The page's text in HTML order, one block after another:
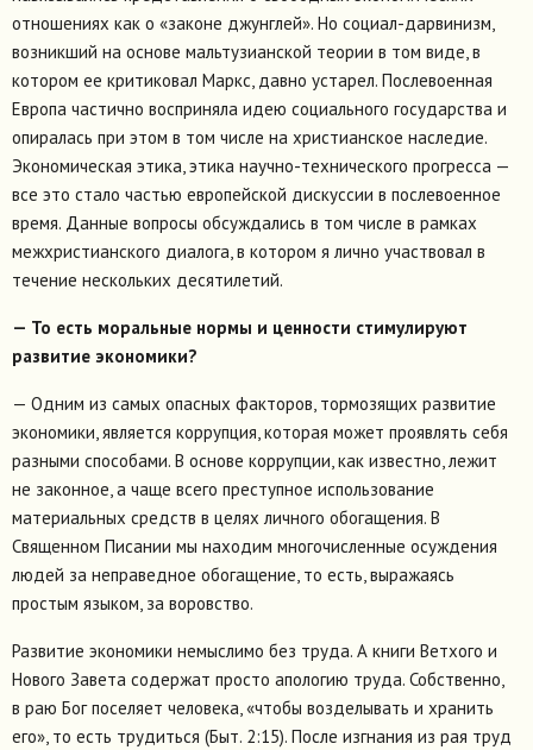
отношениях как о «законе джунглей». Но социал-дарвинизм,
возникший на основе мальтузианской теории в том виде, в
котором ее критиковал Маркс, давно устарел. Послевоенная
Европа частично восприняла идею социального государства и
опиралась при этом в том числе на христианское наследие.
Экономическая этика, этика научно-технического прогресса —
все это стало частью европейской дискуссии в послевоенное
время. Данные вопросы обсуждались в том числе в рамках
межхристианского диалога, в котором я лично участвовал в
течение нескольких десятилетий.
— То есть моральные нормы и ценности стимулируют
развитие экономики?
— Одним из самых опасных факторов, тормозящих развитие
экономики, является коррупция, которая может проявлять себя
разными способами. В основе коррупции, как известно, лежит
не законное, а чаще всего преступное использование
материальных средств в целях личного обогащения. В
Священном Писании мы находим многочисленные осуждения
людей за неправедное обогащение, то есть, выражаясь
простым языком, за воровство.
Развитие экономики немыслимо без труда. А книги Ветхого и
Нового Завета содержат просто апологию труда. Собственно,
в раю Бог поселяет человека, «чтобы возделывать и хранить
его», то есть трудиться (Быт. 2:15). После изгнания из рая труд